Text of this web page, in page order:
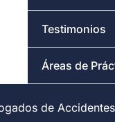
Testimonios
Áreas de
de